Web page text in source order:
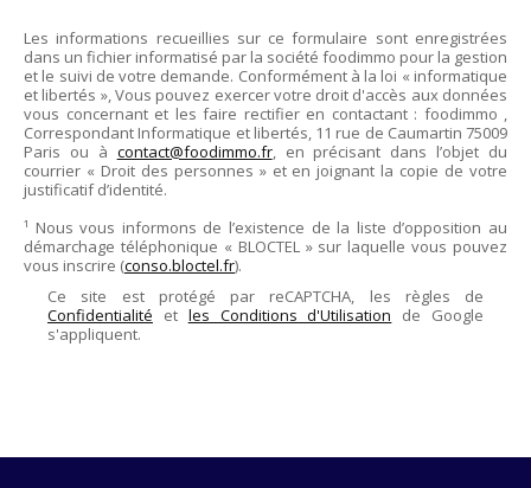
Les informations recueillies sur ce formulaire sont enregistrées
dans un fichier informatisé par la société foodimmo pour la gestion
et le suivi de votre demande. Conformément à la loi « informatique
et libertés », Vous pouvez exercer votre droit d'accès aux données
vous concernant et les faire rectifier en contactant : foodimmo ,
Correspondant Informatique et libertés, 11 rue de Caumartin 75009
Paris ou à contact@foodimmo.fr, en précisant dans l’objet du
courrier « Droit des personnes » et en joignant la copie de votre
justificatif d’identité.
¹ Nous vous informons de l’existence de la liste d’opposition au
démarchage téléphonique « BLOCTEL » sur laquelle vous pouvez
vous inscrire (conso.bloctel.fr).
Ce site est protégé par reCAPTCHA, les règles de
Confidentialité et les Conditions d'Utilisation de Google
s'appliquent.